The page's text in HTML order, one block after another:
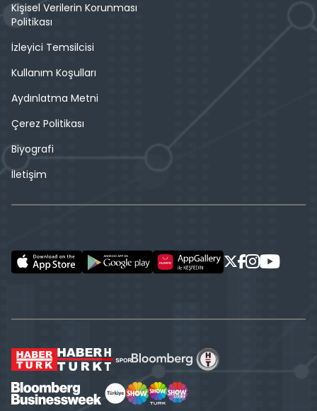
Kişisel Verilerin Korunması
Politikası
İzleyici Temsilcisi
Kullanım Koşulları
Aydınlatma Metni
Çerez Politikası
Biyografi
İletişim